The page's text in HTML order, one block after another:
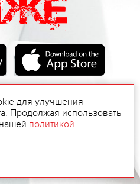
для улучшения
Продолжая использовать
политикой